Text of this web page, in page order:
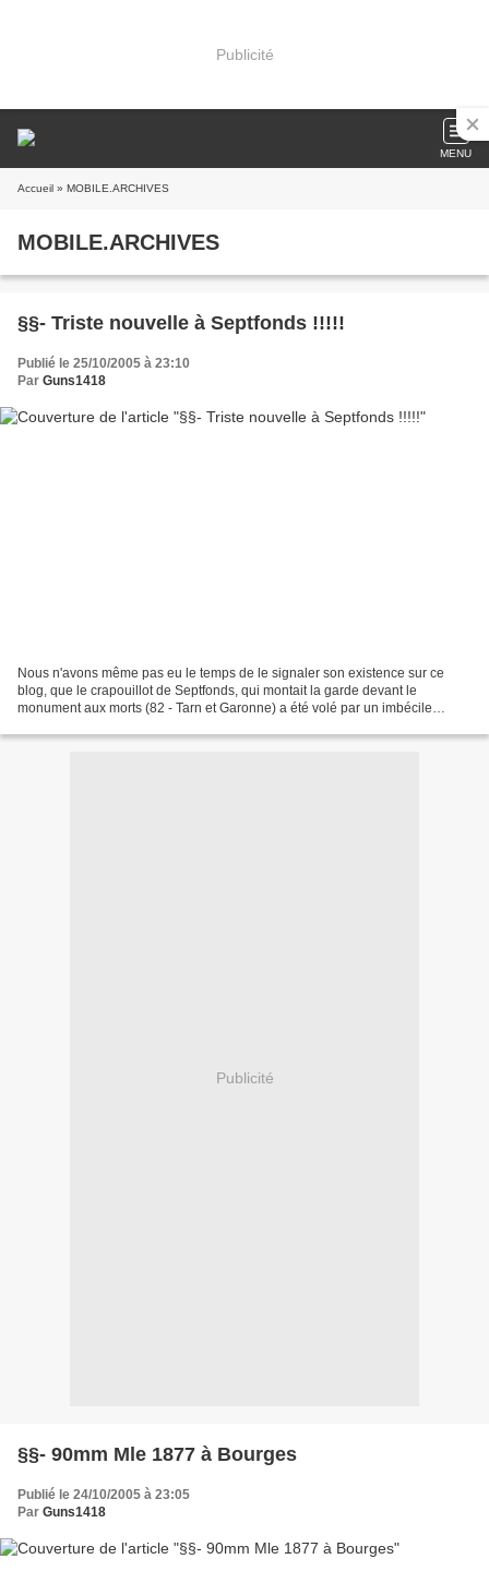
Publicité
MENU
Accueil » MOBILE.ARCHIVES
MOBILE.ARCHIVES
§§- Triste nouvelle à Septfonds !!!!!
Publié le 25/10/2005 à 23:10
Par Guns1418
Nous n'avons même pas eu le temps de le signaler son existence sur ce
blog, que le crapouillot de Septfonds, qui montait la garde devant le
monument aux morts (82 - Tarn et Garonne) a été volé par un imbécile
Publicité
§§- 90mm Mle 1877 à Bourges
Publié le 24/10/2005 à 23:05
Par Guns1418